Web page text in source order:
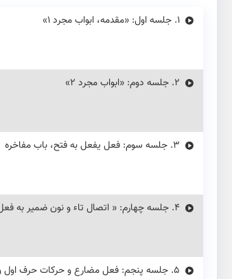
1. جلسه اول: «مقدمه، ابواب مجرد 1»
2. جلسه دوم: «ابواب مجرد 2»
3. جلسه سوم: فعل یفعل به فتح، باب مفاخره
4. جلسه چهارم: « اتصال تاء و نون ضمیر به
5. جلسه پنجم: فعل مضارع و حرکات حرف اول